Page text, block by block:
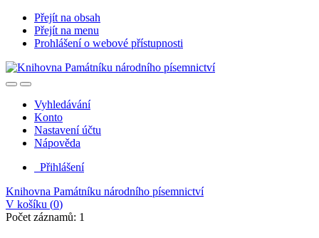
Přejít na obsah
Přejít na menu
Prohlášení o webové přístupnosti
Vyhledávání
Konto
Nastavení účtu
Nápověda
Přihlášení
Knihovna Památníku národního písemnictví
V košíku (0)
Počet záznamů: 1